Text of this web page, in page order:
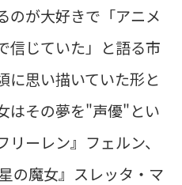
のが大好きで「アニメ
信じていた」と語る市
に思い描いていた形と
はその夢を"声優"とい
ーレン』フェルン、
の魔女』スレッタ・マ